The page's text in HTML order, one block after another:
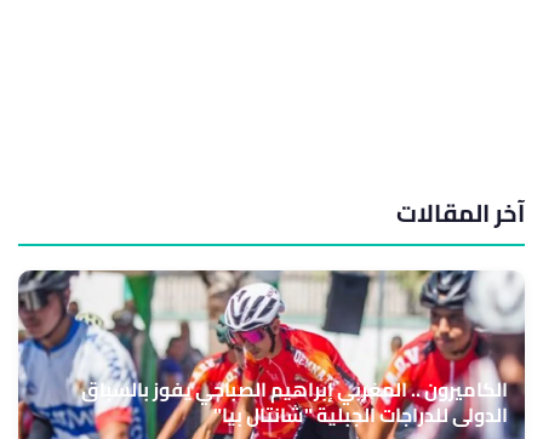
آخر المقالات
الكاميرون .. المغربي إبراهيم الصباحي يفوز بالسباق
الدولي للدراجات الجبلية "شانتال بيا"